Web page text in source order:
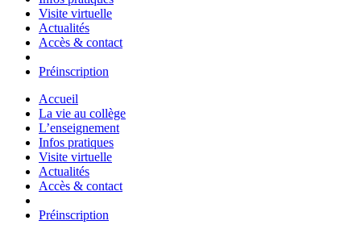
Visite virtuelle
Actualités
Accès & contact
Préinscription
Accueil
La vie au collège
L’enseignement
Infos pratiques
Visite virtuelle
Actualités
Accès & contact
Préinscription